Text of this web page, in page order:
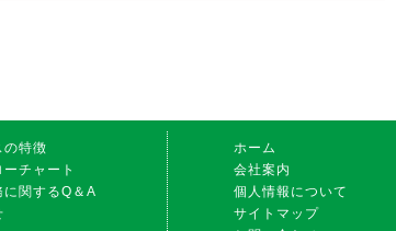
の特徴
チャート
に関するQ＆A
ホーム
会社案内
個人情報について
サイトマップ